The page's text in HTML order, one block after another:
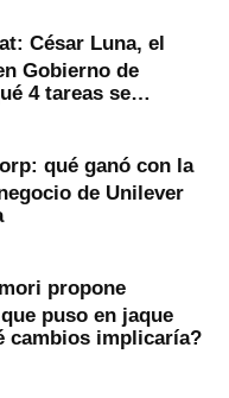
César Luna, el
Gobierno de
4 tareas se
qué ganó con la
de Unilever
propone
puso en jaque
cambios implicaría?